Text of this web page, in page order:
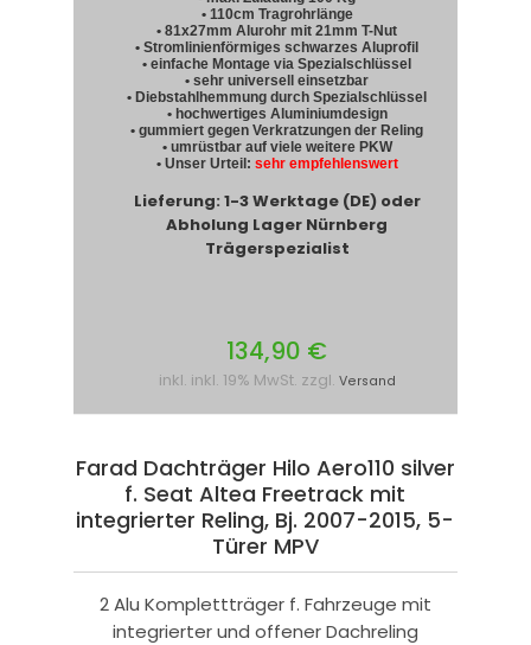
• 110cm Tragrohrlänge
• 81x27mm Alurohr mit 21mm T-Nut
• Stromlinienförmiges schwarzes Aluprofil
• einfache Montage via Spezialschlüssel
• sehr universell einsetzbar
• Diebstahlhemmung durch Spezialschlüssel
• hochwertiges Aluminiumdesign
• gummiert gegen Verkratzungen der Reling
• umrüstbar auf viele weitere PKW
• Unser Urteil: sehr empfehlenswert
Lieferung: 1-3 Werktage (DE) oder
Abholung Lager Nürnberg
Trägerspezialist
134,90 €
inkl. inkl. 19% MwSt. zzgl. Versand
Farad Dachträger Hilo Aero110 silver
f. Seat Altea Freetrack mit
integrierter Reling, Bj. 2007-2015, 5-
Türer MPV
2 Alu Komplettträger f. Fahrzeuge mit
integrierter und offener Dachreling